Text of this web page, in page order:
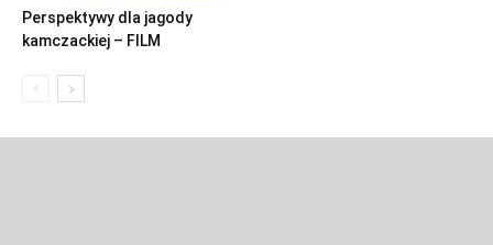
Perspektywy dla jagody
kamczackiej – FILM